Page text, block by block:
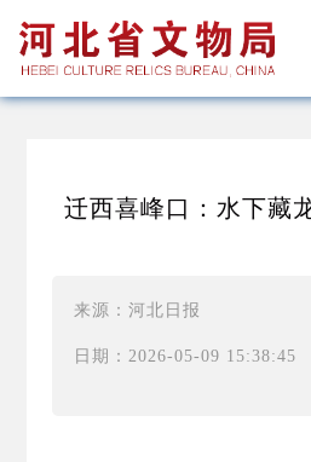
迁西喜峰口：水下藏
来源：河北日报
日期：2026-05-09 15:38:45